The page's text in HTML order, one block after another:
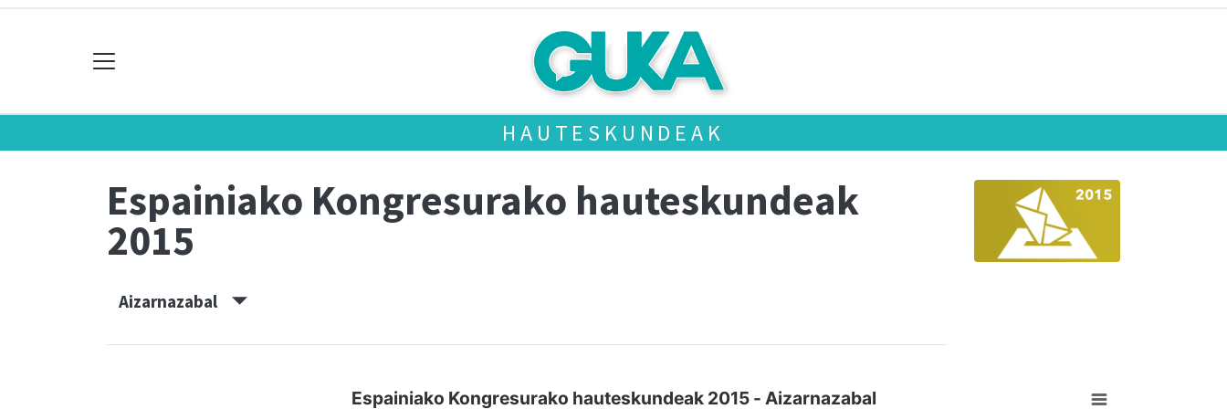
HAUTESKUNDEAK
Espainiako Kongresurako hauteskundeak
2015
Aizarnazabal
Espainiako Kongresurako hauteskundeak 2015 - Aizarnazabal